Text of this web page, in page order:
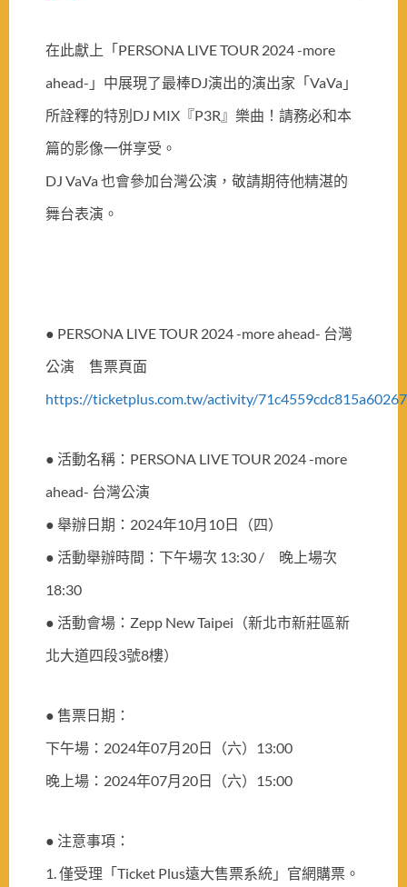
在此獻上「PERSONA LIVE TOUR 2024 -more
ahead-」中展現了最棒DJ演出的演出家「VaVa」
所詮釋的特別DJ MIX『P3R』樂曲！請務必和本
篇的影像一併享受。
DJ VaVa 也會參加台灣公演，敬請期待他精湛的
舞台表演。
● PERSONA LIVE TOUR 2024 -more ahead- 台灣
公演 售票頁面
https://ticketplus.com.tw/activity/
● 活動名稱：PERSONA LIVE TOUR 2024 -more
ahead- 台灣公演
● 舉辦日期：2024年10月10日（四）
● 活動舉辦時間：下午場次 13:30 / 晚上場次
18:30
● 活動會場：Zepp New Taipei（新北市新莊區新
北大道四段3號8樓）
● 售票日期：
下午場：2024年07月20日（六）13:00
晚上場：2024年07月20日（六）15:00
● 注意事項：
1. 僅受理「Ticket Plus遠大售票系統」官網購票。